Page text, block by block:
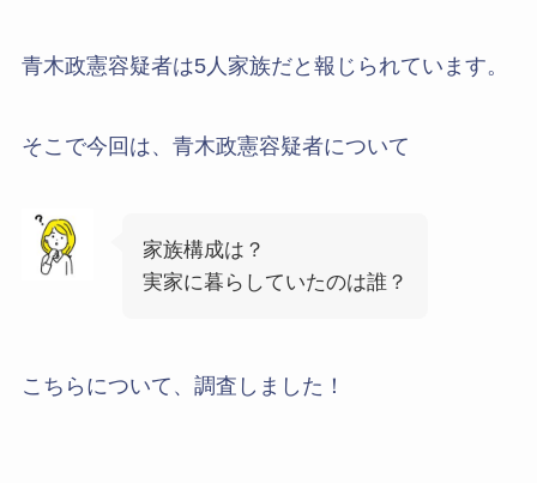
青木政憲容疑者は5人家族だと報じられています。
そこで今回は、青木政憲容疑者について
家族構成は？
実家に暮らしていたのは誰？
こちらについて、調査しました！